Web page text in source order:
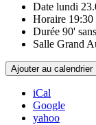
Date lundi
Horaire 19:30
Durée 90'
Salle Grand
Ajouter au calendrier
iCal
Google
yahoo